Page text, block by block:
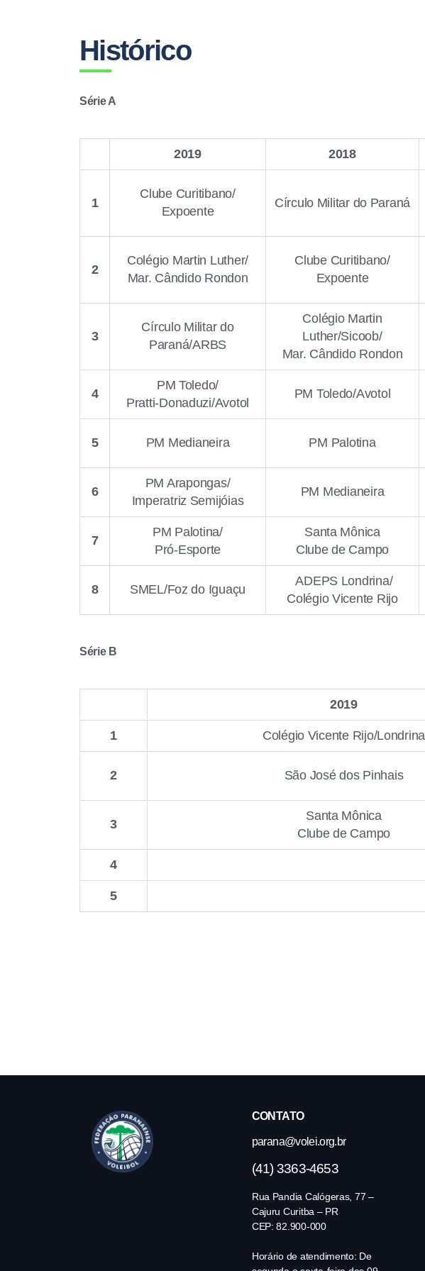
Histórico
Série A
2019 2018
1
Clube Curitibano/
Expoente
Círculo Militar do Paraná
2
Colégio Martin Luther/
Mar. Cândido Rondon
Clube Curitibano/
Expoente
3
Círculo Militar do
Paraná/ARBS
Colégio Martin
Luther/Sicoob/
Mar. Cândido Rondon
4
PM Toledo/
Pratti-Donaduzi/Avotol
PM Toledo/Avotol
5 PM Medianeira PM Palotina
6
PM Arapongas/
Imperatriz Semijóias
PM Medianeira
7
PM Palotina/
Pró-Esporte
Santa Mônica
Clube de Campo
8 SMEL/Foz do Iguaçu
ADEPS Londrina/
Colégio Vicente Rijo
Série B
2019
1 Colégio Vicente Rijo/Londrina
2 São José dos Pinhais
3
Santa Mônica
Clube de Campo
4
5
CONTATO
parana@volei.org.br
(41) 3363-4653
Rua Pandia Calógeras, 77 –
Cajuru Curitba – PR
CEP: 82.900-000
Horário de atendimento: De